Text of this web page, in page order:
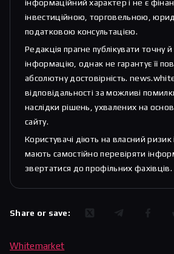
інформаційний характер і не є
інвестиційною, торговельною,
податковою консультацією.
Редакція прагне публікувати точну й
інформацію, однак не гарантує її
абсолютну достовірність.
відповідальності за можливі
наслідки рішень, ухвалених на
сайту.
Користувачі діють на власний ризик
мають самостійно перевіряти
звертатися до профільних фахівців.
Share or save:
Whitemarket